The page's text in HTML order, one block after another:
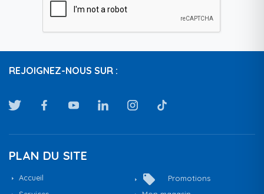
REJOIGNEZ-NOUS SUR :
PLAN DU SITE
Accueil local_offer
Promotions